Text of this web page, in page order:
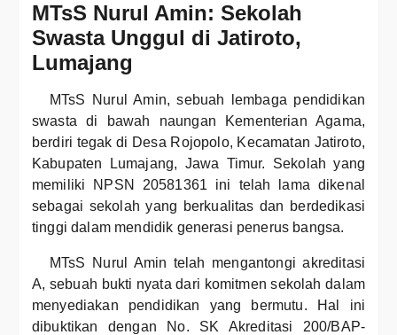
MTsS Nurul Amin: Sekolah
Swasta Unggul di Jatiroto,
Lumajang
MTsS Nurul Amin, sebuah lembaga pendidikan
swasta di bawah naungan Kementerian Agama,
berdiri tegak di Desa Rojopolo, Kecamatan Jatiroto,
Kabupaten Lumajang, Jawa Timur. Sekolah yang
memiliki NPSN 20581361 ini telah lama dikenal
sebagai sekolah yang berkualitas dan berdedikasi
tinggi dalam mendidik generasi penerus bangsa.
MTsS Nurul Amin telah mengantongi akreditasi
A, sebuah bukti nyata dari komitmen sekolah dalam
menyediakan pendidikan yang bermutu. Hal ini
dibuktikan dengan No. SK Akreditasi 200/BAP-